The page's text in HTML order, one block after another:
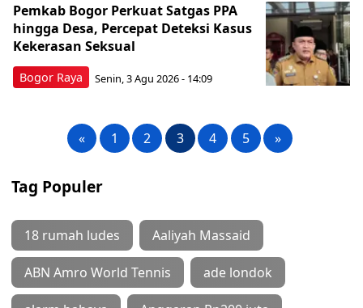
Bogor Raya
Pemkab Bogor Perkuat Satgas PPA
hingga Desa, Percepat Deteksi Kasus
Kekerasan Seksual
Senin, 3 Agu 2026 - 14:09
« 1 2 3 4 5 »
Tag Populer
18 rumah ludes Aaliyah Massaid
ABN Amro World Tennis ade londok